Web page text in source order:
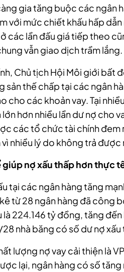
gia tăng buộc các ngân
với mức chiết khấu hấp dẫn
các lần đấu giá tiếp theo
vẫn giao dịch trầm lắng
Chủ tịch Hội Môi giới bất
sản thế chấp tại các ngân
cho các khoản vay. Tại
hơn nhiều lần dư nợ cho
các tổ chức tài chính đem
nhiều lý do không trả được
nợ xấu thấp hơn thực
tại các ngân hàng tăng
từ 28 ngân hàng đã công
224.146 tỷ đồng, tăng đến
nhà băng có số dư nợ xấu
lượng nợ vay cải thiện là
lại, ngân hàng có số